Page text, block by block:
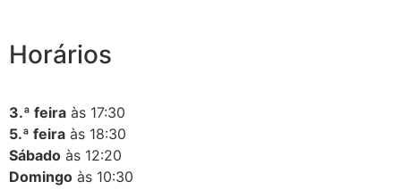
Horários
3.ª feira às 17:30
5.ª feira às 18:30
Sábado às 12:20
Domingo às 10:30